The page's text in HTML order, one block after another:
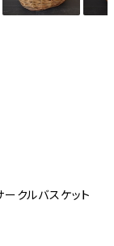
クルバスケット